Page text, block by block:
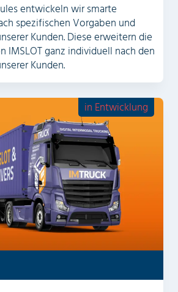
entwickeln wir smarte
spezifischen Vorgaben und
Kunden. Diese erweitern die
IMSLOT ganz individuell nach den
Kunden.
in Entwicklung